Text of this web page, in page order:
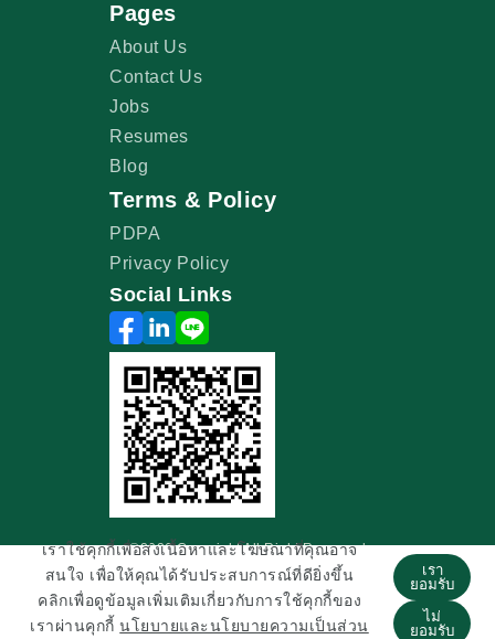
เราใช้คุกกี้เพื่อส่งเนื้อหาและโฆษณาที่คุณอาจ
สนใจ เพื่อให้คุณได้รับประสบการณ์ที่ดียิ่งขึ้น
คลิกเพื่อดูข้อมูลเพิ่มเติมเกี่ยวกับการใช้คุกกี้ของ
เราผ่านคุกกี้นโยบายและนโยบายความเป็นส่วน
เรา
ยอมรับ
ไม่
ยอมรับ
Pages
About Us
Contact Us
Jobs
Resumes
Blog
Terms & Policy
PDPA
Privacy Policy
Social Links
©2026 Copyright All Right Reserved